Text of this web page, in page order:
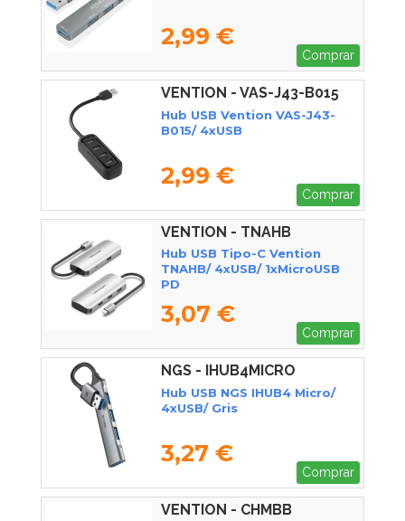
2,99 €
Comprar
VENTION - VAS-J43-B015
Hub USB Vention VAS-J43-
B015/ 4xUSB
2,99 €
Comprar
VENTION - TNAHB
Hub USB Tipo-C Vention
TNAHB/ 4xUSB/ 1xMicroUSB
PD
3,07 €
Comprar
NGS - IHUB4MICRO
Hub USB NGS IHUB4 Micro/
4xUSB/ Gris
3,27 €
Comprar
VENTION - CHMBB